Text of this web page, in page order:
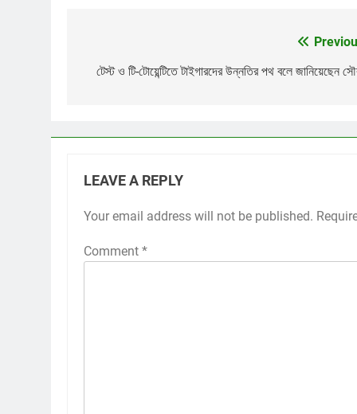
navigation
টেস্ট ও টি-টোয়েন্টিতে টাইগারদের উন্নতির পথ বলে জানিয়েছেন
LEAVE A REPLY
Your email address will not be published.
Comment *